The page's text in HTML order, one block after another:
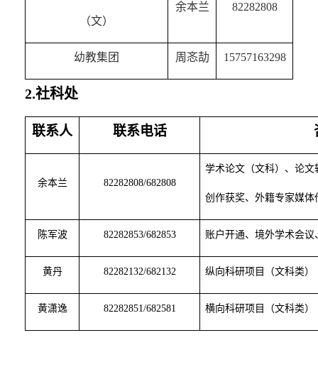
（文）
余本兰 82282808
幼教集团 周 忞劼 15757163298
2.社科处
联系人 联系电话
余本兰 82282808/682808
学术论文（文科）、论
创作获奖、外籍专家媒体
陈军波 82282853/682853 账户开通、境外学术会
黄丹 82282132/682132 纵向科研项目（文科类）
黄潇逸 82282851/682581 横向科研项目（文科类）